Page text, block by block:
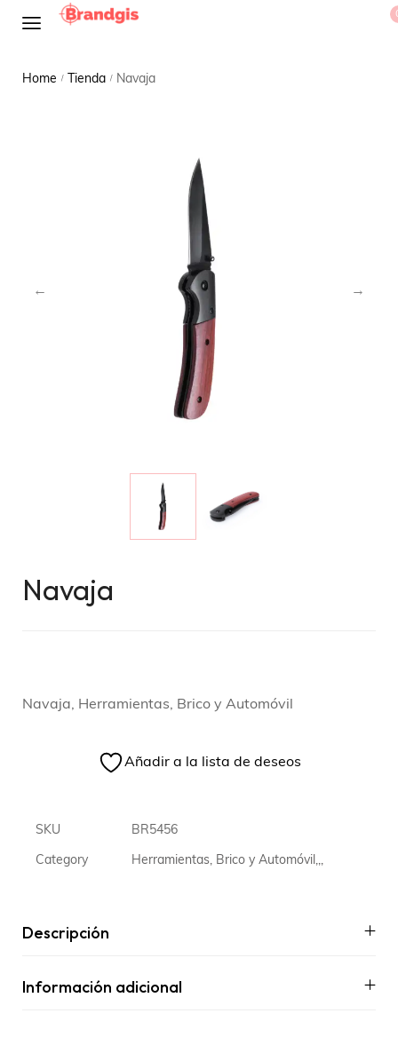
Home / Tienda / Navaja
Navaja
Navaja, Herramientas, Brico y Automóvil
Añadir a la lista de deseos
SKU BR5456
Category Herramientas, Brico y Automóvil,,,
Descripción
Información adicional